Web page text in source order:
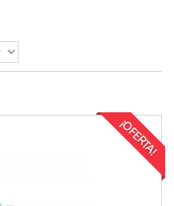
¡OFERTA!